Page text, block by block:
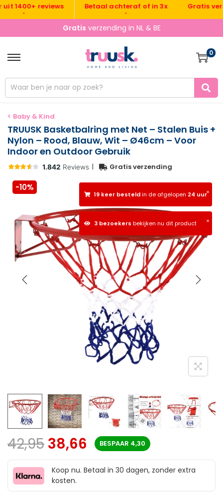
reviews Betaal achteraf of in 3x Gratis
Gratis verzending in NL & BE
0
< Baby & Kind
TRUUSK Basketbalring met Net – Stalen Buis +
Nylon – Rood, Blauw, Wit – Ø46cm – Voor
Indoor en Outdoor Gebruik
| Gratis verzending
×
19 keer besteldin de afgelopen 24 uur
×
3 bezoekers bekijken nu dit product
-10%
42,95 38,66 BESPAAR 4,30
Koop nu. Betaal in 30 dagen, zonder extra
kosten.